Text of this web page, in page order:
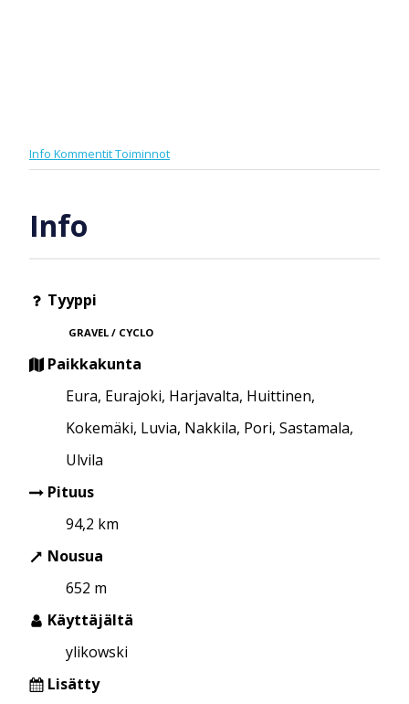
Info KommentitToiminnot
Info
Tyyppi
GRAVEL / CYCLO
Paikkakunta
Eura, Eurajoki, Harjavalta, Huittinen,
Kokemäki, Luvia, Nakkila, Pori, Sastamala,
Ulvila
Pituus
94,2 km
Nousua
652 m
Käyttäjältä
ylikowski
Lisätty